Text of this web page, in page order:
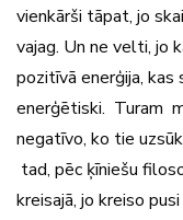
vienkārši tāpat, jo
vajag. Un ne velti, jo
pozitīvā enerģija, kas
enerģētiski. Turam
negatīvo, ko tie
tad, pēc ķīniešu
kreisajā, jo kreiso